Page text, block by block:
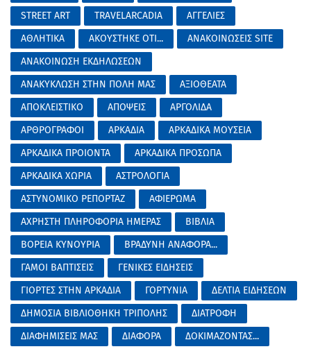
STREET ART
TRAVELARCADIA
ΑΓΓΕΛΙΕΣ
ΑΘΛΗΤΙΚΑ
ΑΚΟΥΣΤΗΚΕ ΟΤΙ...
ΑΝΑΚΟΙΝΩΣΕΙΣ SITE
ΑΝΑΚΟΙΝΩΣΗ ΕΚΔΗΛΩΣΕΩΝ
ΑΝΑΚΥΚΛΩΣΗ ΣΤΗΝ ΠΟΛΗ ΜΑΣ
ΑΞΙΟΘΕΑΤΑ
ΑΠΟΚΛΕΙΣΤΙΚΟ
ΑΠΟΨΕΙΣ
ΑΡΓΟΛΙΔΑ
ΑΡΘΡΟΓΡΑΦΟΙ
ΑΡΚΑΔΙΑ
ΑΡΚΑΔΙΚΑ ΜΟΥΣΕΙΑ
ΑΡΚΑΔΙΚΑ ΠΡΟΙΟΝΤΑ
ΑΡΚΑΔΙΚΑ ΠΡΟΣΩΠΑ
ΑΡΚΑΔΙΚΑ ΧΩΡΙΑ
ΑΣΤΡΟΛΟΓΙΑ
ΑΣΤΥΝΟΜΙΚΟ ΡΕΠΟΡΤΑΖ
ΑΦΙΕΡΩΜΑ
ΑΧΡΗΣΤΗ ΠΛΗΡΟΦΟΡΙΑ ΗΜΕΡΑΣ
ΒΙΒΛΙΑ
ΒΟΡΕΙΑ ΚΥΝΟΥΡΙΑ
ΒΡΑΔΥΝΗ ΑΝΑΦΟΡΑ...
ΓΑΜΟΙ ΒΑΠΤΙΣΕΙΣ
ΓΕΝΙΚΕΣ ΕΙΔΗΣΕΙΣ
ΓΙΟΡΤΕΣ ΣΤΗΝ ΑΡΚΑΔΙΑ
ΓΟΡΤΥΝΙΑ
ΔΕΛΤΙΑ ΕΙΔΗΣΕΩΝ
ΔΗΜΟΣΙΑ ΒΙΒΛΙΟΘΗΚΗ ΤΡΙΠΟΛΗΣ
ΔΙΑΤΡΟΦΗ
ΔΙΑΦΗΜΙΣΕΙΣ ΜΑΣ
ΔΙΑΦΟΡΑ
ΔΟΚΙΜΑΖΟΝΤΑΣ...